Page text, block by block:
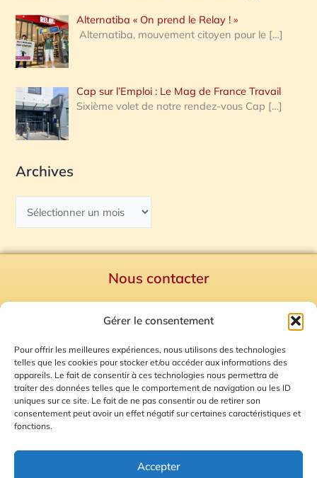
Gérer le consentement
Pour offrir les meilleures expériences, nous utilisons des technologies
telles que les cookies pour stocker et/ou accéder aux informations des
appareils. Le fait de consentir à ces technologies nous permettra de
traiter des données telles que le comportement de navigation ou les ID
uniques sur ce site. Le fait de ne pas consentir ou de retirer son
consentement peut avoir un effet négatif sur certaines caractéristiques et
fonctions.
Accepter
Alternatiba « On prend le Relay ! »
Alternatiba, mouvement citoyen pour le […]
Cap sur l’Emploi : Le Mag de France Travail
Sixième volet de notre rendez-vous Cap […]
Archives
Nous contacter
Mentions Légales
Plan du site
Gestion des Cookies